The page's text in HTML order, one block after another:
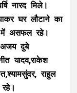
नारद मिले।
घर लौटाने का
में असफल रहे।
दुबे
यादव,राकेश
राहुल